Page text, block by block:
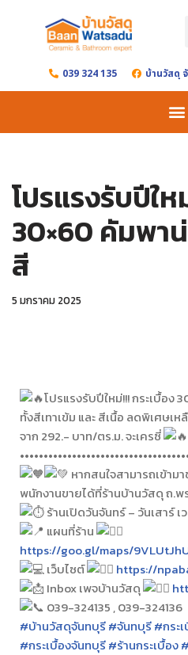
content 039 324 135 บ้านวัสดุ
โปรแรงรับปีให
30×60 คัมพา
สี
5 มกราคม 2025
โปรแรงรับปีใหม่!!! กระเบื้อง
ทั้งสีเทาเข้ม และ สีเนื้อ ลดพิเศษเ
จาก 292.- บาท/ตร.ม. จะเครซี่
หากสนใจสามารถเข้า
พนักงานขายได้ที่ร้านบ้านวัสดุ ถ.พ
ร้านเปิดวันจันทร์ – วันเสาร์ เ
แผนที่ร้าน
https://goo.gl/maps/
เว็บไซต์
https://
Inbox เพจบ้านวัสดุ
039-324135 , 039-324136
#บ้านวัสดุจันทบุรี#จันทบุรี#กระ
#กระเบื้องจันทบุรี#ร้านกระเบื้อง